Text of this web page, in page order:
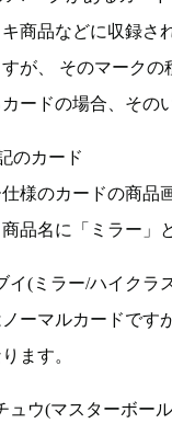
商品などに収録さ
が、 そのマークの
ードの場合、その
のカード
様のカードの商品
品名に「ミラー」
イ(ミラー/ハイクラ
ーマルカードです
ます。
ュウ(マスターボー